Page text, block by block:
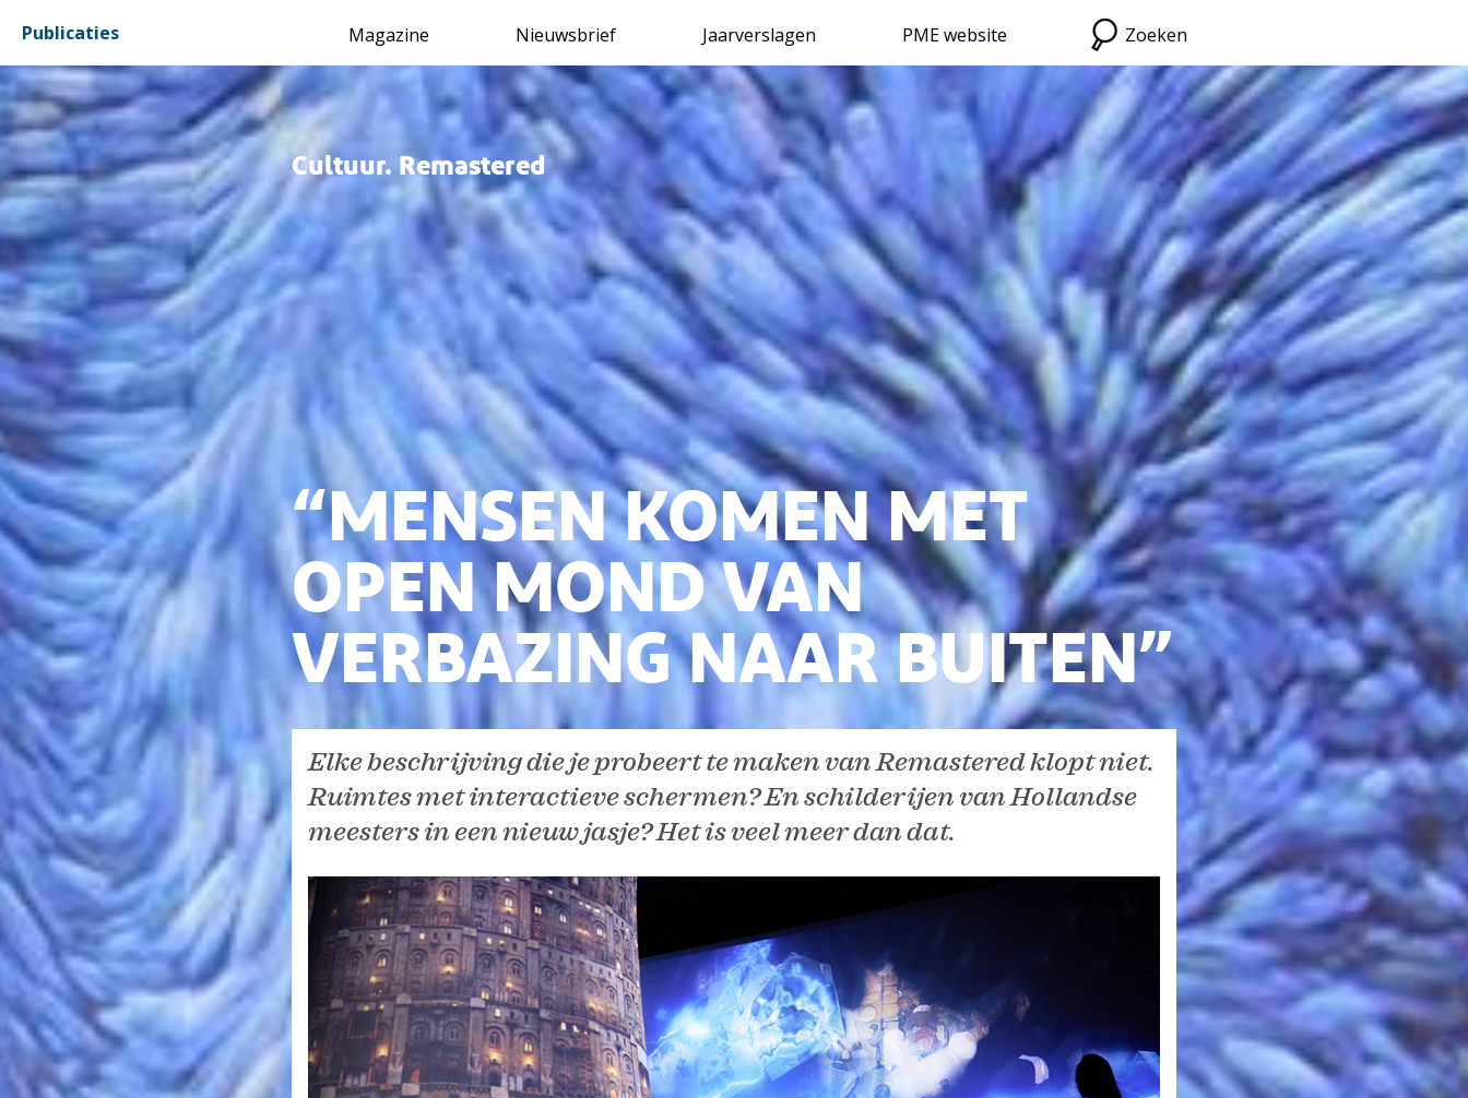
Publicaties Magazine Nieuwsbrief Jaarverslagen PME website Zoeken
Inhoud Delen via
Cultuur. Remastered
“MENSEN KOMEN MET
OPEN MOND VAN
VERBAZING NAAR BUITEN”
Elke beschrijving die je probeert te maken van Remastered klopt niet.
Ruimtes met interactieve schermen? En schilderijen van Hollandse
meesters in een nieuw jasje? Het is veel meer dan dat.